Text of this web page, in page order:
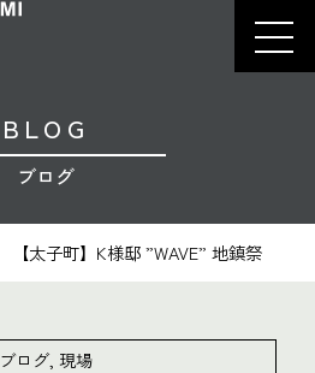
BLOG
ブログ
【太子町】K様邸 ”WAVE” 地鎮祭
ブログ, 現場